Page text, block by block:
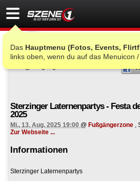
Das Hauptmenu (Fotos, Events,
links oben, wenn du auf das Menuicon
Sterzinger Laternenpartys - Festa
2025
Mi., 13. Aug. 2025 19:00 @ Fußgängerzone ,
Zur Webseite ...
Informationen
Sterzinger Laternenpartys